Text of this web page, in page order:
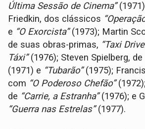
Última Sessão de Cinema”
Friedkin, dos clássicos
e “O Exorcista”(1973); Martin
de suas obras-primas, “Taxi
Táxi”(1976); Steven Spielberg, de
(1971) e “Tubarão”(1975);
com “O Poderoso Chefão”
de “Carrie, a Estranha”(1976); e
“Guerra nas Estrelas”(1977).